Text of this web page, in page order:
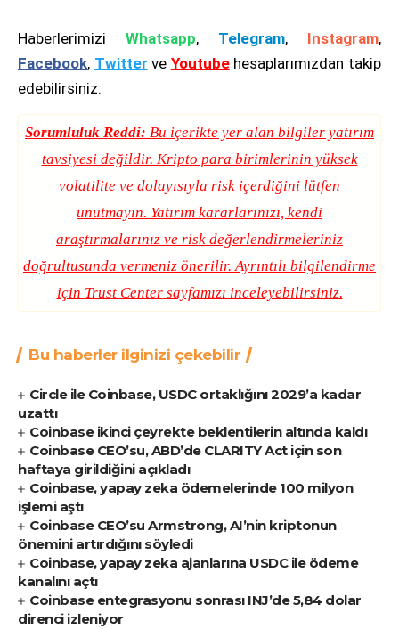
Haberlerimizi Whatsapp, Telegram, Instagram,
Facebook, Twitter ve Youtubehesaplarımızdan takip
edebilirsiniz.
Sorumluluk Reddi: Bu içerikte yer alan bilgiler yatırım
tavsiyesi değildir. Kripto para birimlerinin yüksek
volatilite ve dolayısıyla risk içerdiğini lütfen
unutmayın. Yatırım kararlarınızı, kendi
araştırmalarınız ve risk değerlendirmeleriniz
doğrultusunda vermeniz önerilir. Ayrıntılı bilgilendirme
için Trust Centersayfamızı inceleyebilirsiniz.
Bu haberler ilginizi çekebilir
Circle ile Coinbase, USDC ortaklığını 2029’a kadar
uzattı
Coinbase ikinci çeyrekte beklentilerin altında kaldı
Coinbase CEO’su, ABD’de CLARITY Act için son
haftaya girildiğini açıkladı
Coinbase, yapay zeka ödemelerinde 100 milyon
işlemi aştı
Coinbase CEO’su Armstrong, AI’nin kriptonun
önemini artırdığını söyledi
Coinbase, yapay zeka ajanlarına USDC ile ödeme
kanalını açtı
Coinbase entegrasyonu sonrası INJ’de 5,84 dolar
direnci izleniyor